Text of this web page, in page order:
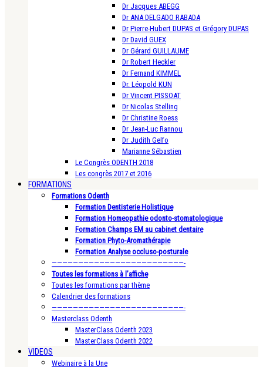
Dr Jacques ABEGG
Dr ANA DELGADO RABADA
Dr Pierre-Hubert DUPAS et Grégory DUPAS
Dr David GUEX
Dr Gérard GUILLAUME
Dr Robert Heckler
Dr Fernand KIMMEL
Dr. Léopold KUN
Dr Vincent PISSOAT
Dr Nicolas Stelling
Dr Christine Roess
Dr Jean-Luc Rannou
Dr Judith Gelfo
Marianne Sébastien
Le Congrès ODENTH 2018
Les congrès 2017 et 2016
FORMATIONS
Formations Odenth
Formation Dentisterie Holistique
Formation Homeopathie odonto-stomatologique
Formation Champs EM au cabinet dentaire
Formation Phyto-Aromathérapie
Formation Analyse occluso-posturale
—————————————————————————-
Toutes les formations à l’affiche
Toutes les formations par thème
Calendrier des formations
—————————————————————————-
Masterclass Odenth
MasterClass Odenth 2023
MasterClass Odenth 2022
VIDEOS
Webinaire à la Une